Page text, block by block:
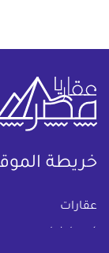
خريطة
عقارات